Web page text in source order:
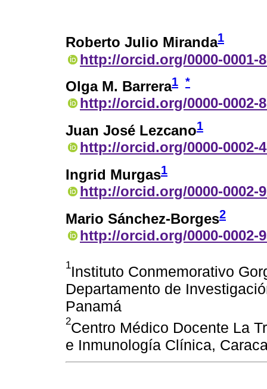
Roberto Julio Miranda1
http://orcid.org/0000-0001-
Olga M. Barrera1 *
http://orcid.org/0000-0002-
Juan José Lezcano1
http://orcid.org/0000-0002-
Ingrid Murgas1
http://orcid.org/0000-0002-
Mario Sánchez-Borges2
http://orcid.org/0000-0002-
1Instituto Conmemorativo
Departamento de
Panamá
2Centro Médico Docente La
e Inmunología Clínica,